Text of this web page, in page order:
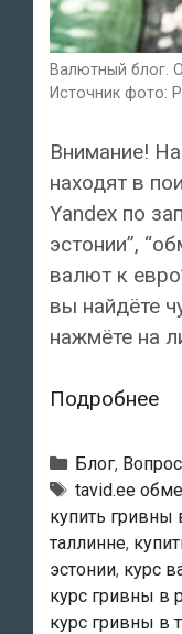
Валютный блог.
Источник фото:
Внимание!
находят в
Yandex по
эстонии”,
валют к
вы найдёте
нажмёте на
Подробнее
в
Рубрики
Блог,
Тэги
tavid.ee
купить гривны
таллинне,
эстонии, курс
курс гривны в
курс гривны в